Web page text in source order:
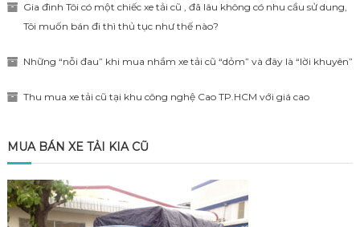
Gia đình Tôi có một chiếc xe tải cũ , đã lâu không có nhu cầu sử dung,
Tôi muốn bán đi thì thủ tục như thế nào?
Những “nỗi đau” khi mua nhầm xe tải cũ “dỏm” và đây là “lời khuyên”
Thu mua xe tải cũ tại khu công nghệ Cao TP.HCM với giá cao
MUA BÁN XE TẢI KIA CŨ